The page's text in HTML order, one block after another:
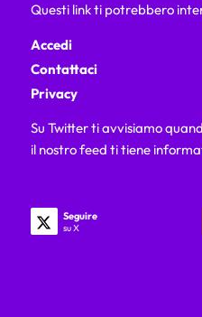
Questi link ti potrebbero
Accedi
Contattaci
Privacy
Su Twitter ti avvisiamo
il nostro feed ti tiene
Seguire
su X